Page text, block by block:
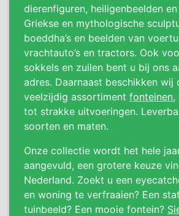
dierenfiguren, heiligenbeelden en
Griekse en mythologische
boeddha’s en beelden van
vrachtauto’s en tractors. Ook
sokkels en zuilen bent u bij ons
adres. Daarnaast beschikken wij
veelzijdig assortiment fonteinen,
tot strakke uitvoeringen.
soorten en maten.
Onze collectie wordt het hele
aangevuld, een grotere keuze
Nederland. Zoekt u een
en woning te verfraaien? Een
tuinbeeld? Een mooie fontein?